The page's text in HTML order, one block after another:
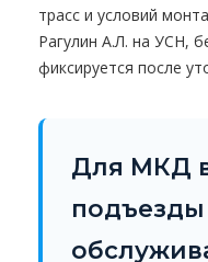
трасс и условий
Рагулин А.Л. на УСН,
фиксируется после
Для МКД
подъезды